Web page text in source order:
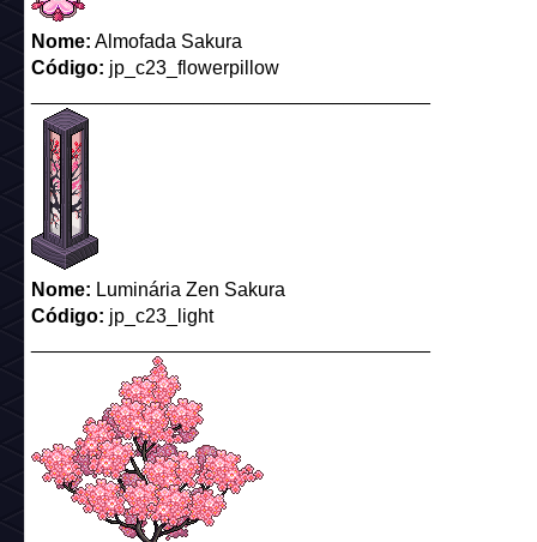
Nome: Almofada Sakura
Código: jp_c23_flowerpillow
Nome: Luminária Zen Sakura
Código: jp_c23_light